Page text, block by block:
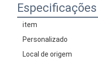
Especificações
item
Personalizado
Local de origem